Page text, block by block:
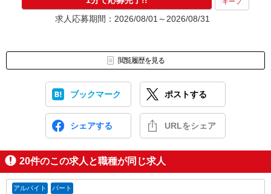
求人応募期間：2026/08/01～2026/08/31
閲覧履歴を見る
ブックマーク ポストする
シェアする URLをシェア
20件のこの求人と職種が同じ求人
アルバイト パート